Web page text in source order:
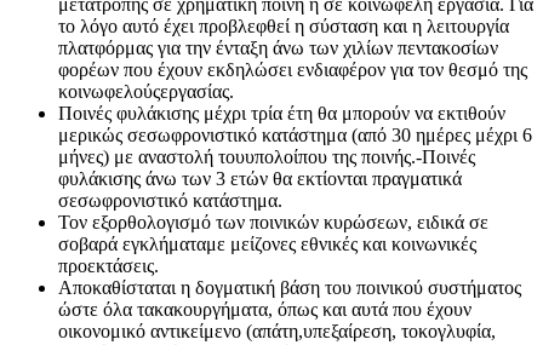
το λόγο αυτό έχει προβλεφθεί η σύσταση και η λειτουργία
πλατφόρμας για την ένταξη άνω των χιλίων πεντακοσίων
φορέων που έχουν εκδηλώσει ενδιαφέρον για τον θεσμό της
κοινωφελούςεργασίας.
Ποινές φυλάκισης μέχρι τρία έτη θα μπορούν να εκτιθούν
μερικώς σεσωφρονιστικό κατάστημα (από 30 ημέρες μέχρι 6
μήνες) με αναστολή τουυπολοίπου της ποινής.-Ποινές
φυλάκισης άνω των 3 ετών θα εκτίονται πραγματικά
σεσωφρονιστικό κατάστημα.
Τον εξορθολογισμό των ποινικών κυρώσεων, ειδικά σε
σοβαρά εγκλήματαμε μείζονες εθνικές και κοινωνικές
προεκτάσεις.
Αποκαθίσταται η δογματική βάση του ποινικού συστήματος
ώστε όλα τακακουργήματα, όπως και αυτά που έχουν
οικονομικό αντικείμενο (απάτη,υπεξαίρεση, τοκογλυφία,